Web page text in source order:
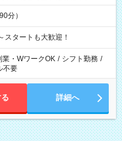
分）
タートも大歓迎！
業・WワークOK / シフト勤務 /
不要
詳細へ